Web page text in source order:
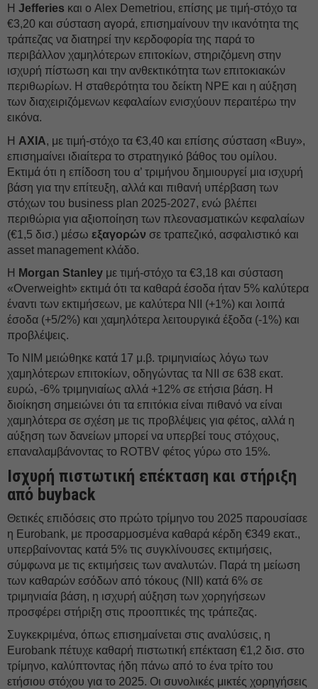
Η Jefferies και ο Alex Demetriou, επίσης με τιμή-στόχο τα
€3,20 και σύσταση αγορά, επισημαίνουν την ικανότητα της
τράπεζας να διατηρεί την κερδοφορία της παρά το
περιβάλλον χαμηλότερων επιτοκίων, στηριζόμενη στην
ισχυρή πίστωση και την ανθεκτικότητα των επιτοκιακών
περιθωρίων. Η σταθερότητα του δείκτη NPE και η αύξηση
των διαχειριζόμενων κεφαλαίων ενισχύουν περαιτέρω την
εικόνα.
Η AXIA, με τιμή-στόχο τα €3,40 και επίσης σύσταση «Buy»,
επισημαίνει ιδιαίτερα το στρατηγικό βάθος του ομίλου.
Εκτιμά ότι η επίδοση του α’ τριμήνου δημιουργεί μια ισχυρή
βάση για την επίτευξη, αλλά και πιθανή υπέρβαση των
στόχων του business plan 2025-2027, ενώ βλέπει
περιθώρια για αξιοποίηση των πλεονασματικών κεφαλαίων
(€1,5 δισ.) μέσω εξαγορών σε τραπεζικό, ασφαλιστικό και
asset management κλάδο.
Η Morgan Stanley με τιμή-στόχο τα €3,18 και σύσταση
«Οverweight» εκτιμά ότι τα καθαρά έσοδα ήταν 5% καλύτερα
έναντι των εκτιμήσεων, με καλύτερα NII (+1%) και λοιπά
έσοδα (+5/2%) και χαμηλότερα λειτουργικά έξοδα (-1%) και
προβλέψεις.
Το NIM μειώθηκε κατά 17 μ.β. τριμηνιαίως λόγω των
χαμηλότερων επιτοκίων, οδηγώντας τα NII σε 638 εκατ.
ευρώ, -6% τριμηνιαίως αλλά +12% σε ετήσια βάση. Η
διοίκηση σημειώνει ότι τα επιτόκια είναι πιθανό να είναι
χαμηλότερα σε σχέση με τις προβλέψεις για φέτος, αλλά η
αύξηση των δανείων μπορεί να υπερβεί τους στόχους,
επαναλαμβάνοντας το ROTBV φέτος γύρω στο 15%.
Ισχυρή πιστωτική επέκταση και στήριξη
από buyback
Θετικές επιδόσεις στο πρώτο τρίμηνο του 2025 παρουσίασε
η Eurobank, με προσαρμοσμένα καθαρά κέρδη €349 εκατ.,
υπερβαίνοντας κατά 5% τις συγκλίνουσες εκτιμήσεις,
σύμφωνα με τις εκτιμήσεις των αναλυτών. Παρά τη μείωση
των καθαρών εσόδων από τόκους (NII) κατά 6% σε
τριμηνιαία βάση, η ισχυρή αύξηση των χορηγήσεων
προσφέρει στήριξη στις προοπτικές της τράπεζας.
Συγκεκριμένα, όπως επισημαίνεται στις αναλύσεις, η
Eurobank πέτυχε καθαρή πιστωτική επέκταση €1,2 δισ. στο
τρίμηνο, καλύπτοντας ήδη πάνω από το ένα τρίτο του
ετήσιου στόχου για το 2025. Οι συνολικές μικτές χορηγήσεις